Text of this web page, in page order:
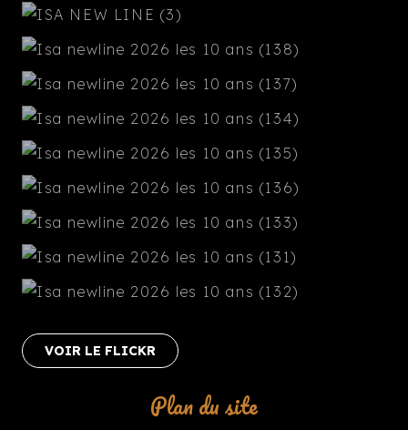
VOIR LE FLICKR
Plan du site